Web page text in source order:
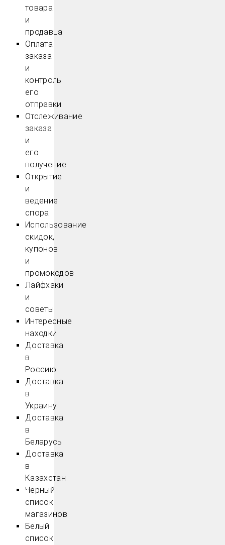
товара
и
продавца
Оплата
заказа
и
контроль
его
отправки
Отслеживание
заказа
и
его
получение
Открытие
и
ведение
спора
Использование
скидок,
купонов
и
промокодов
Лайфхаки
и
советы
Интересные
находки
Доставка
в
Россию
Доставка
в
Украину
Доставка
в
Беларусь
Доставка
в
Казахстан
Чёрный
список
магазинов
Белый
список